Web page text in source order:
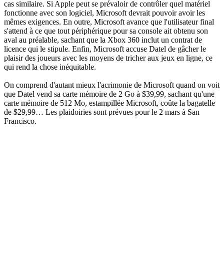
cas similaire. Si Apple peut se prévaloir de contrôler quel matériel
fonctionne avec son logiciel, Microsoft devrait pouvoir avoir les
mêmes exigences. En outre, Microsoft avance que l'utilisateur final
s'attend à ce que tout périphérique pour sa console ait obtenu son
aval au préalable, sachant que la Xbox 360 inclut un contrat de
licence qui le stipule. Enfin, Microsoft accuse Datel de gâcher le
plaisir des joueurs avec les moyens de tricher aux jeux en ligne, ce
qui rend la chose inéquitable.
On comprend d'autant mieux l'acrimonie de Microsoft quand on voit
que Datel vend sa carte mémoire de 2 Go à $39,99, sachant qu'une
carte mémoire de 512 Mo, estampillée Microsoft, coûte la bagatelle
de $29,99… Les plaidoiries sont prévues pour le 2 mars à San
Francisco.